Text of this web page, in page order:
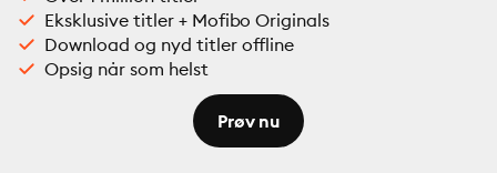
Eksklusive titler + Mofibo Originals
Download og nyd titler offline
Opsig når som helst
Prøv nu